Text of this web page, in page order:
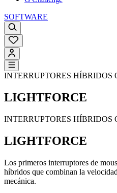
SOFTWARE
INTERRUPTORES HÍBRIDOS
LIGHTFORCE
INTERRUPTORES HÍBRIDOS
LIGHTFORCE
Los primeros interruptores de
híbridos que combinan la
mecánica.